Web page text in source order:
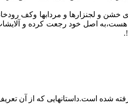
و لجنزارها و مردابها وکف
هست،به اصل خود رجعت کرده و
است.داستانهایی که از آن تعریف